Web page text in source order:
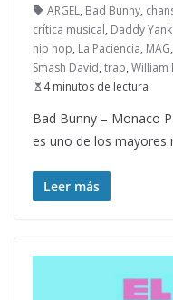
ARGEL, Bad Bunny,
crítica musical, Daddy
hip hop, La Paciencia, MAG,
Smash David, trap, William
4 minutos de lectura
Bad Bunny – Monaco
es uno de los mayores
Leer más